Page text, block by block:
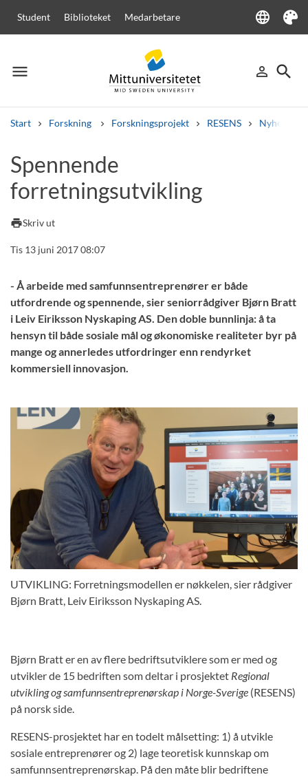
Student Biblioteket Medarbetare language
Language
Tema
menu
Meny person_outline
Logga in
search
Sök
Start Forskning Forskningsprojekt RESENS
Andra söktjänster
Kurser och programKursplaner Välkomstbrev
Spennende
forretningsutvikling
printSkriv ut
Tis 13 juni 2017 08:07
- Å arbeide med samfunnsentreprenører er både
utfordrende og spennende, sier seniorrådgiver Bjørn Bratt
i Leiv Eiriksson Nyskaping AS. Den doble bunnlinja: å ta
hensyn til både sosiale mål og økonomiske realiteter byr på
mange og annerledes utfordringer enn rendyrket
kommersiell innovasjon.
UTVIKLING: Forretningsmodellen er nøkkelen, sier rådgiver
Bjørn Bratt, Leiv Eiriksson Nyskaping AS.
Bjørn Bratt er en av flere bedriftsutviklere som er med og
utvikler de 15 bedriften som deltar i prosjektet Regional
utvikling og samfunnsentreprenørskap i Norge-Sverige (RESENS)
på norsk side.
RESENS-prosjektet har en todelt målsetting: 1) å utvikle
sosiale entreprenører og 2) lage teoretisk kunnskap om
samfunnsentreprenørskap. På den måte blir bedriftene